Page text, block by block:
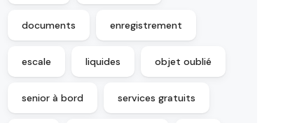
documents enregistrement
escale liquides objet oublié
senior à bord services gratuits